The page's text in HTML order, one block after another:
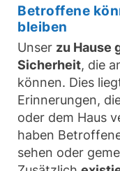
Betroffene
bleiben
Unser zu Hause
Sicherheit, die
können. Dies
Erinnerungen,
oder dem Haus
haben
sehen oder